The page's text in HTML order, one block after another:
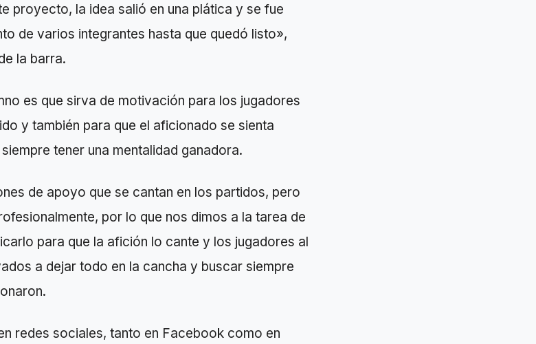
proyecto, la idea salió en una plática y se fue
de varios integrantes hasta que quedó listo»,
la barra.
es que sirva de motivación para los jugadores
y también para que el aficionado se sienta
tener una mentalidad ganadora.
de apoyo que se cantan en los partidos, pero
por lo que nos dimos a la tarea de
para que la afición lo cante y los jugadores al
a dejar todo en la cancha y buscar siempre
redes sociales, tanto en Facebook como en